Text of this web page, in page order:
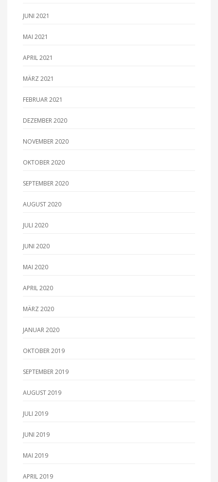
JUNI 2021
MAI 2021
APRIL 2021
MÄRZ 2021
FEBRUAR 2021
DEZEMBER 2020
NOVEMBER 2020
OKTOBER 2020
SEPTEMBER 2020
AUGUST 2020
JULI 2020
JUNI 2020
MAI 2020
APRIL 2020
MÄRZ 2020
JANUAR 2020
OKTOBER 2019
SEPTEMBER 2019
AUGUST 2019
JULI 2019
JUNI 2019
MAI 2019
APRIL 2019